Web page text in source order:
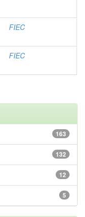
FIEC
FIEC
163
132
12
5